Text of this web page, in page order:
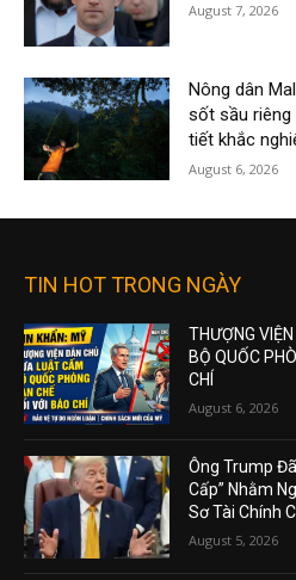
August 7, 2026
Nông dân
sốt sầu riêng
tiết khắc
August 6, 2026
TIN HOT TRONG NGÀY
THƯỢNG
BỘ QUỐC
CHÍ
August 6, 2026
Ông Trump
Cấp” Nhằm
Sơ Tài Chính
August 5, 2026